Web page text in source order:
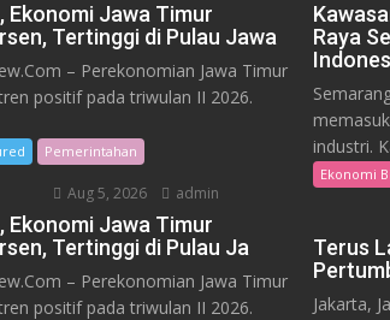
Ekonomi Jawa Timur
Tertinggi di Pulau Jawa
– Perekonomian Jawa Timur
positif pada triwulan II 2026.
Pemerintahan
Aug 5, 2026 admin
Ekonomi Jawa Timur
Tertinggi di Pulau Ja
– Perekonomian Jawa Timur
positif pada triwulan II 2026.
Raya
industri.
Ekonomi
Terus
Jakarta,